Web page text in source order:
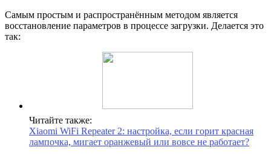
Самым простым и распространённым методом является
восстановление параметров в процессе загрузки. Делается это
так:
Читайте также:
Xiaomi WiFi Repeater 2: настройка, если горит красная
лампочка, мигает оранжевый или вовсе не работает?